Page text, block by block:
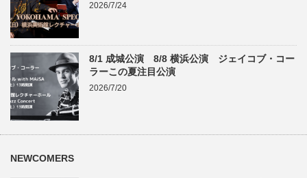
2026/7/24
8/1 成城公演 8/8 横浜公演 ジェイコブ・コー
ラーこの夏注目公演
2026/7/20
NEWCOMERS